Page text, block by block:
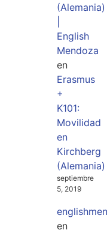
(Alemania)
English
Mendoza
en
Erasmus
+
K101:
Movilidad
en
Kirchberg
(Alemania)
septiembre
5, 2019
en